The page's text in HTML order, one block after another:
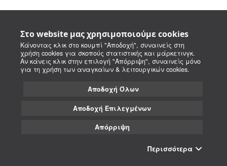
Στο website μας χρησιμοποιούμε cookies
Κάνοντας κλικ στο κουμπί "Αποδοχή", συναινείς στη
χρήση cookies για σκοπούς στατιστικής και μάρκετινγκ.
Αν κάνεις κλικ στην επιλογή "Απόρριψη", συναινείς μόνο
για τη χρήση των αναγκαίων & λειτουργικών cookies.
Αποδοχή Όλων
Αποδοχή Επιλεγμένων
Απόρριψη
Περισσότερα